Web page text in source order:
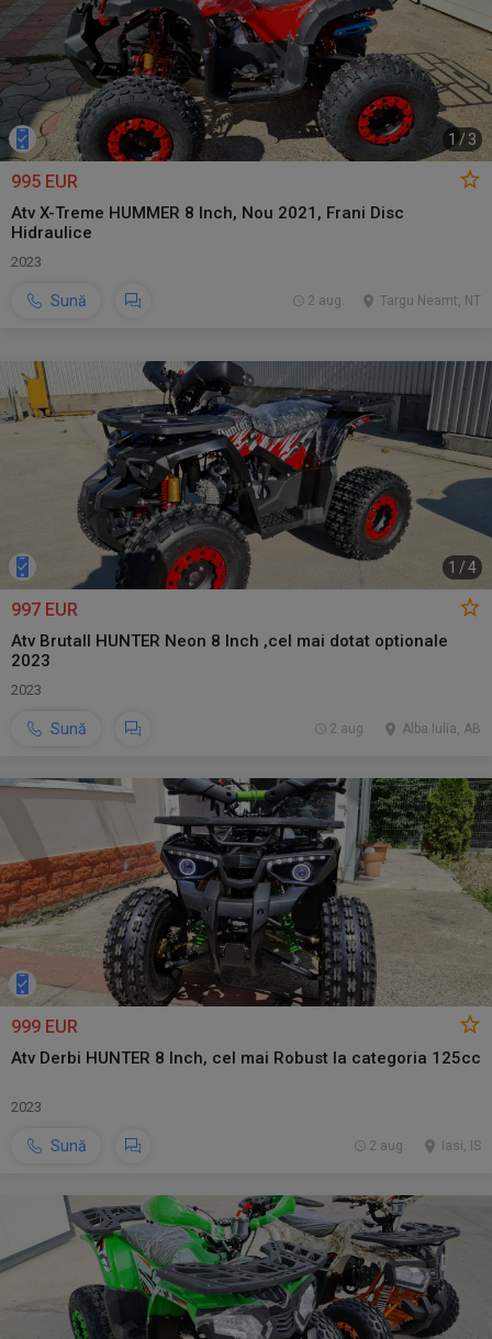
1 / 3
995 EUR
Atv X-Treme HUMMER 8 Inch, Nou 2021, Frani Disc
Hidraulice
2023
Sună Targu Neamt, NT
2 aug.
1 /4
997 EUR
Atv Brutall HUNTER Neon 8 Inch ,cel mai dotat optionale
2023
2023
Sună Alba Iulia, AB
2 aug.
999 EUR
Atv Derbi HUNTER 8 Inch, cel mai Robust la categoria 125cc
2023
Sună Iasi, IS
2 aug.